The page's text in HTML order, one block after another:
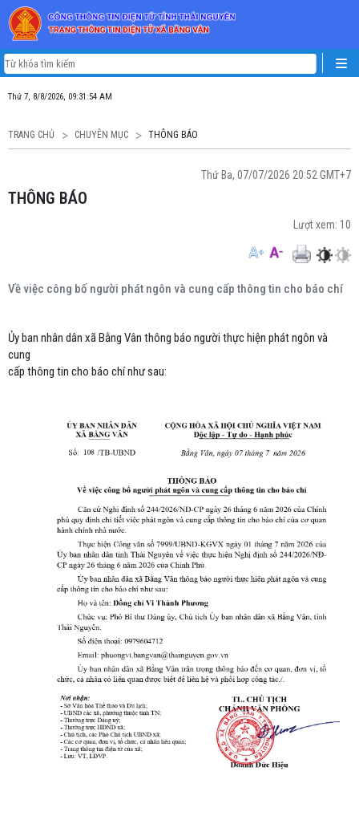
Thứ 7, 8/8/2026, 09:31:54 AM
TRANG CHỦ CHUYÊN MỤC THÔNG BÁO
Thứ Ba, 07/07/2026 20:52 GMT+7
THÔNG BÁO
Lượt xem: 10
Về việc công bố người phát ngôn và cung cấp thông tin cho báo chí
Ủy ban nhân dân xã Bằng Vân thông báo người thực hiện phát ngôn và
cung
cấp thông tin cho báo chí như sau: